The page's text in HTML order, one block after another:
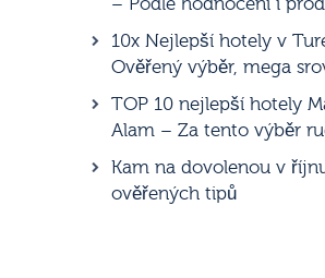
10x Nejlepší hotely v
Ověřený výběr, mega
TOP 10 nejlepší hotely
Alam – Za tento výběr
Kam na dovolenou v
ověřených tipů